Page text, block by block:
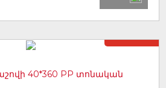
40*360 PP տոնական